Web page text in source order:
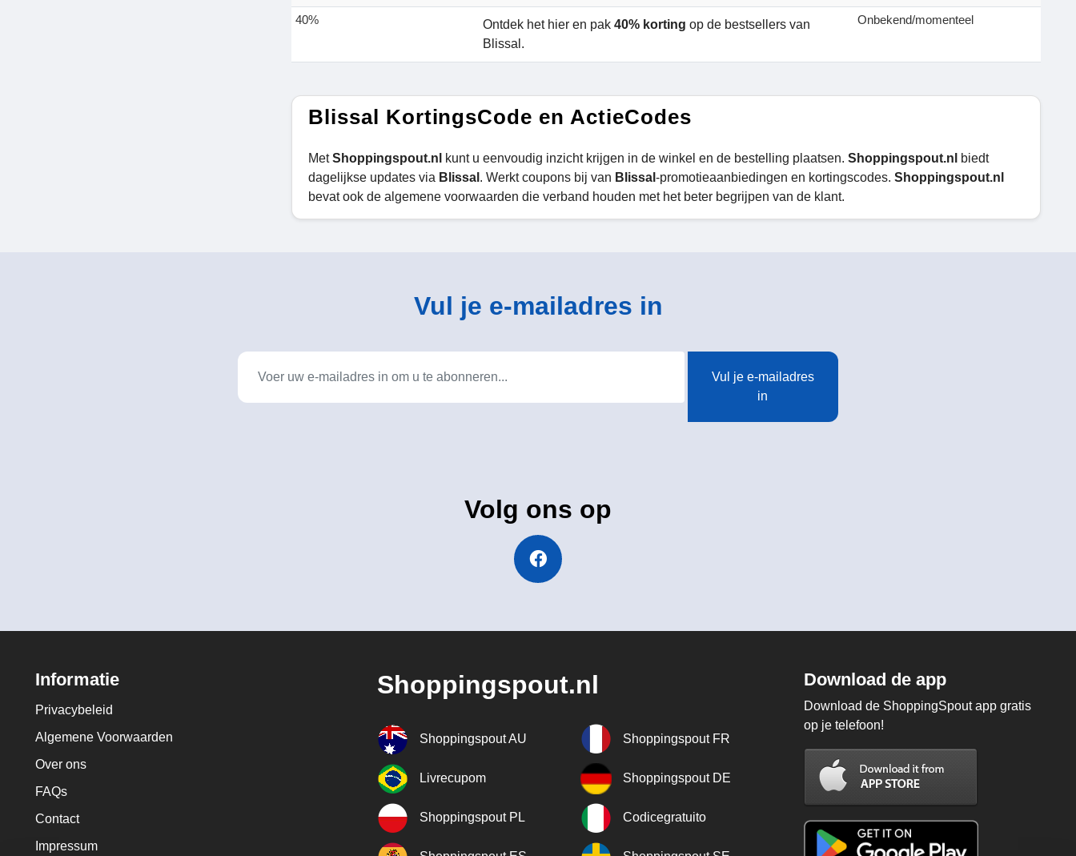
40% Ontdek het hier en pak 40% korting op de bestsellers van
Blissal.
Onbekend/momenteel
Blissal KortingsCode en ActieCodes
MetShoppingspout.nl kunt u eenvoudig inzicht krijgen in de winkel en de bestelling plaatsen. Shoppingspout.nl
biedt
dagelijkse updates via Blissal . Werkt coupons bij van Blissal -promotieaanbiedingen en kortingscodes. Shoppingspout.nl
bevat ook de algemene voorwaarden die verband houden met het beter begrijpen van de klant.
Vul je e-mailadres in
Vul je e-mailadres
in
Volg ons op
Informatie
Privacybeleid
Algemene Voorwaarden
Over ons
FAQs
Contact
Impressum
Shoppingspout.nl
Shoppingspout AU Shoppingspout FR
Livrecupom Shoppingspout DE
Shoppingspout PL Codicegratuito
Download de app
Download de ShoppingSpout app gratis
op je telefoon!